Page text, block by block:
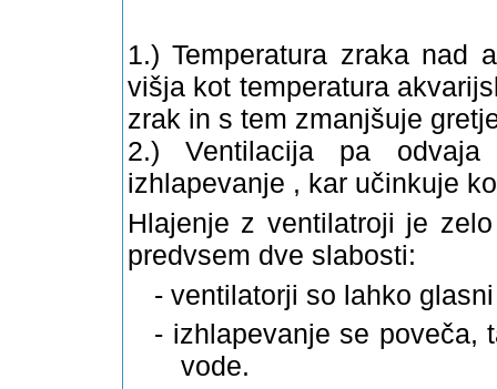
1.) Temperatura zraka nad
višja kot temperatura
zrak in s tem zmanjšuje
2.) Ventilacija pa
izhlapevanje , kar učinkuje
Hlajenje z ventilatroji je
predvsem dve slabosti:
- ventilatorji so lahko
- izhlapevanje se poveča,
vode.